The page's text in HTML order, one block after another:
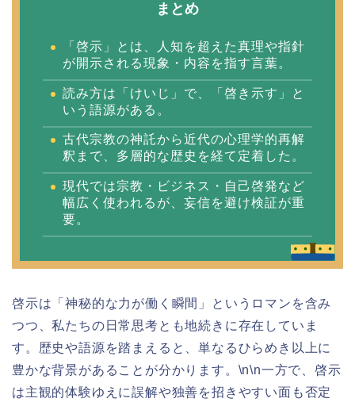
まとめ
「啓示」とは、人知を超えた真理や指針
が開示される現象・内容を指す言葉。
読み方は「けいじ」で、「啓き示す」と
いう語源がある。
古代宗教の神託から近代の心理学的再解
釈まで、多層的な歴史を経て定着した。
現代では宗教・ビジネス・自己啓発など
幅広く使われるが、妄信を避け検証が重
要。
啓示は「神秘的な力が働く瞬間」というロマンを含み
つつ、私たちの日常思考とも地続きに存在していま
す。歴史や語源を踏まえると、単なるひらめき以上に
豊かな背景があることが分かります。\n\n一方で、啓示
は主観的体験ゆえに誤解や独善を招きやすい面も否定